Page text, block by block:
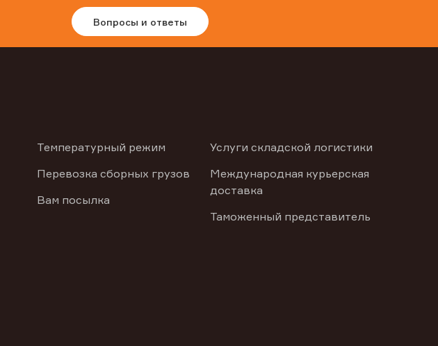
Вопросы и ответы
Температурный режим
Перевозка сборных грузов
Вам посылка
Услуги складской логистики
Международная курьерская
доставка
Таможенный представитель